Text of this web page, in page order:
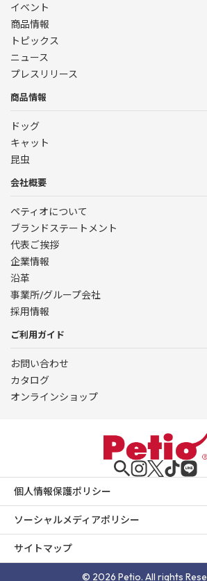
イベント
商品情報
トピックス
ニュース
プレスリリース
商品情報
ドッグ
キャット
昆虫
会社概要
ペティオについて
ブランドステートメント
代表ご挨拶
企業情報
沿革
事業所/グループ会社
採用情報
ご利用ガイド
お問い合わせ
カタログ
オンラインショップ
個人情報保護ポリシー
ソーシャルメディアポリシー
サイトマップ
© 2026 Petio. All rights